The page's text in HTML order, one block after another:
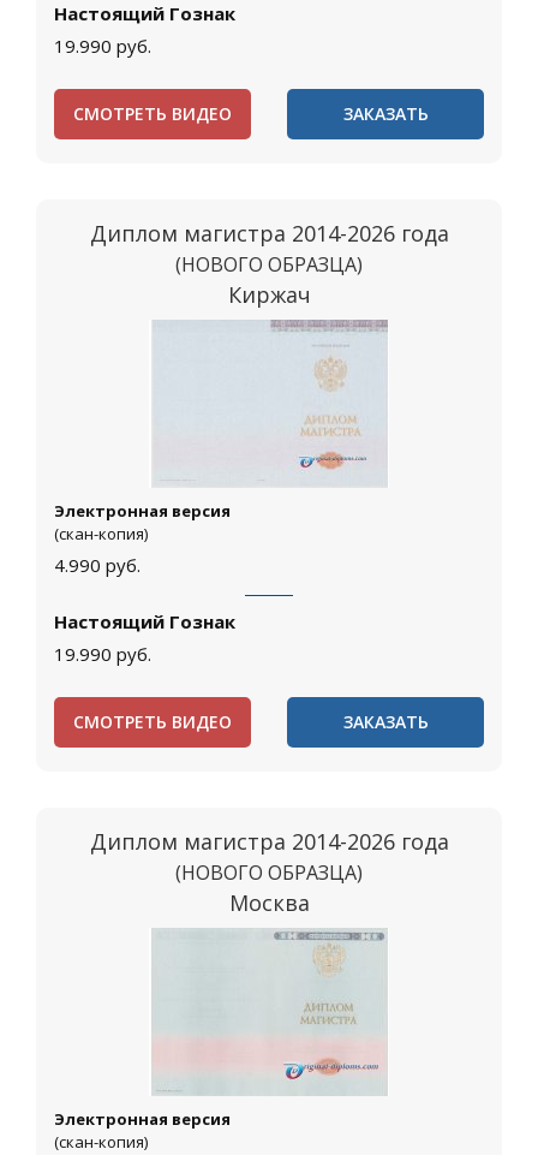
Настоящий Гознак
19.990 руб.
СМОТРЕТЬ ВИДЕО ЗАКАЗАТЬ
Диплом магистра 2014-2026 года
(НОВОГО ОБРАЗЦА)
Киржач
Электронная версия
(скан-копия)
4.990 руб.
Настоящий Гознак
19.990 руб.
СМОТРЕТЬ ВИДЕО ЗАКАЗАТЬ
Диплом магистра 2014-2026 года
(НОВОГО ОБРАЗЦА)
Москва
Электронная версия
(скан-копия)